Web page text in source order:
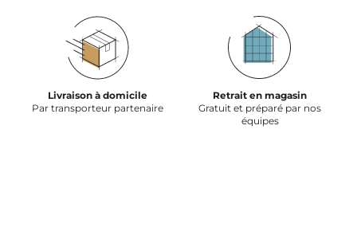
Livraison à domicile
Par transporteur partenaire
Retrait en magasin
Gratuit et préparé par nos
équipes